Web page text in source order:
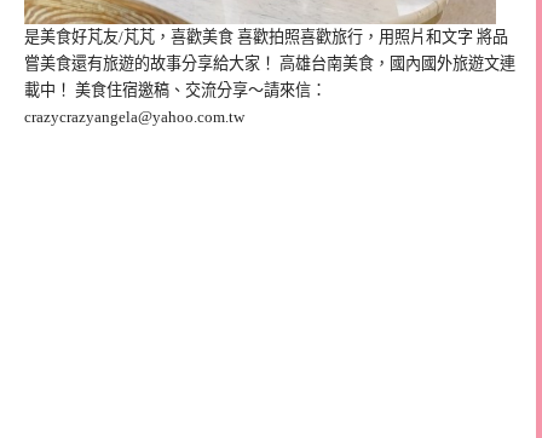
是美食好芃友/芃芃，喜歡美食 喜歡拍照喜歡旅行，用照片和文字 將品
嘗美食還有旅遊的故事分享給大家！ 高雄台南美食，國內國外旅遊文連
載中！ 美食住宿邀稿、交流分享～請來信：
crazycrazyangela@yahoo.com.tw